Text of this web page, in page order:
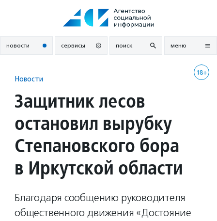
новости сервисы поиск меню
18+
Новости
Защитник лесов
остановил вырубку
Степановского бора
в Иркутской области
Благодаря сообщению руководителя
общественного движения «Достояние